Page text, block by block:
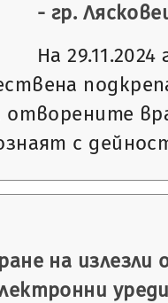
- гр.
На
отворените
с
на